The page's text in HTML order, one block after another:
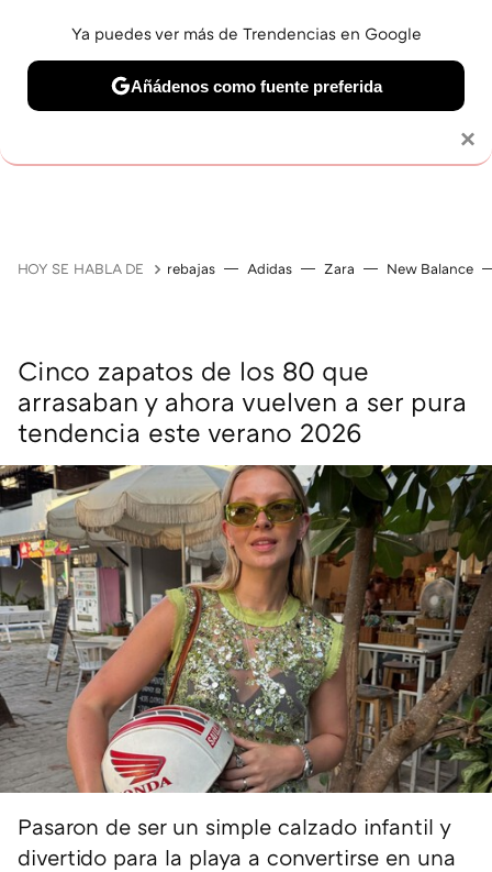
OFERTAS EN
HOY SE HABLA DE rebajas Adidas Zara New Balance
Cinco zapatos de los 80 que
arrasaban y ahora vuelven a ser pura
tendencia este verano 2026
Pasaron de ser un simple calzado infantil y
divertido para la playa a convertirse en una
×
Ya puedes ver más de Trendencias en Google
Añádenos como fuente preferida